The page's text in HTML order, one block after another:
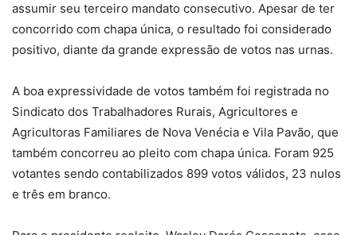
assumir seu terceiro mandato consecutivo. Apesar de ter
concorrido com chapa única, o resultado foi considerado
positivo, diante da grande expressão de votos nas urnas.
A boa expressividade de votos também foi registrada no
Sindicato dos Trabalhadores Rurais, Agricultores e
Agricultoras Familiares de Nova Venécia e Vila Pavão, que
também concorreu ao pleito com chapa única. Foram 925
votantes sendo contabilizados 899 votos válidos, 23 nulos
e três em branco.